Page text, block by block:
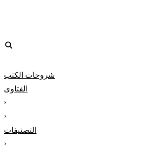
شروحات الكتب
الفتاوى
‹
‹
التصنيفات
‹